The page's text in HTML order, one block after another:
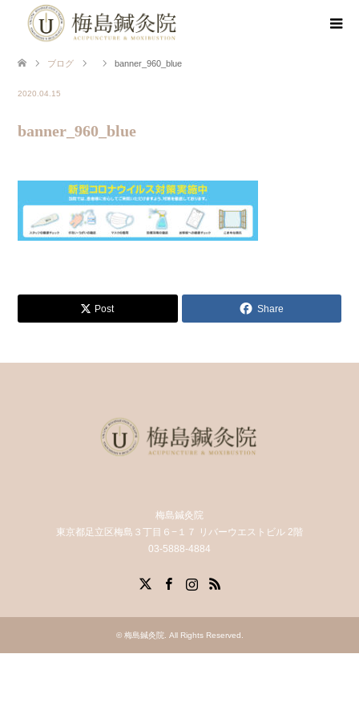
ブログ banner_960_blue
2020.04.15
banner_960_blue
Post Share
梅島鍼灸院
東京都足立区梅島３丁目６−１７ リバーウエストビル 2階
03-5888-4884
RSS
© 梅島鍼灸院. All Rights Reserved.